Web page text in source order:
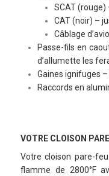
SCAT (rouge)
CAT (noir) –
Câblage
Passe-fils en
d’allumette les
Gaines ignifuges –
Raccords en
VOTRE CLOISON
Votre cloison pare-
flamme de 2800°F